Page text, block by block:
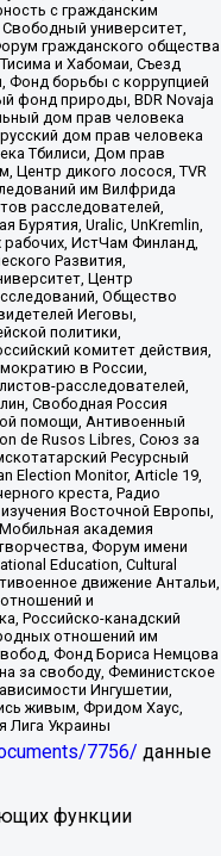
с гражданским
университет,
гражданского общества
и Хабомаи, Съезд
Фонд борьбы с коррупцией
фонд природы, BDR Novaja
дом прав человека
дом прав человека
Тбилиси, Дом прав
Центр дикого лосося, TVR
им Вилфрида
расследователей,
Uralic, UnKremlin,
ИстЧам Финланд,
Развития,
Центр
Общество
Иеговы,
политики,
комитет действия,
в России,
расследователей,
Свободная Россия
помощи, Антивоенный
de Rusos Libres, Союз за
Ресурсный
Election Monitor, Article 19,
креста, Радио
Восточной Европы,
академия
Форум имени
Education, Cultural
движение Антальи,
и
Российско-канадский
отношений им
Фонд Бориса Немцова
за свободу, Феминистское
Ингушетии,
живым, Фридом Хаус,
Лига Украины
7756/ данные
функции